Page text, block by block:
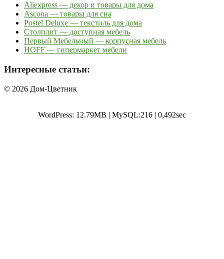
Aliexpress — декор и товары для дома
Ascona — товары для сна
Postel Deluxe — текстиль для дома
Столплит — доступная мебель
Первый Мебельный — корпусная мебель
HOFF — гипермаркет мебели
Интересные статьи:
© 2026 Дом-Цветник
WordPress: 12.79MB | MySQL:216 | 0,492sec